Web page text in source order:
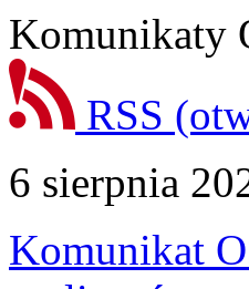
Komunikaty
RSS
6 sierpnia
Komunikat